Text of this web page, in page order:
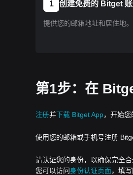
1 创建免费的 Bitget
提供您的邮箱地址和居住地。
第1步：在
注册并下载 Bitget App，开始您
使用您的邮箱或手机号注册
请认证您的身份，以确保完全
您可以访问身份认证页面，填